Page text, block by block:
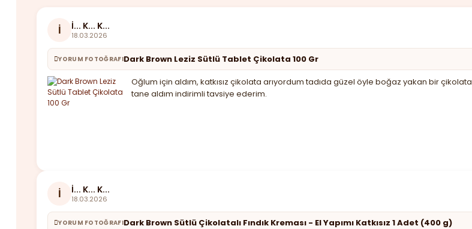
İ İ... K... K...
18.03.2026
YORUM FOTOĞRAFIDark Brown Leziz Sütlü Tablet Çikolata 100 Gr
Oğlum için aldım, katkısız çikolata arıyordum tadıda güzel öyle boğaz yakan bir
tane aldım indirimli tavsiye ederim.
İ İ... K... K...
18.03.2026
YORUM FOTOĞRAFIDark Brown Sütlü Çikolatalı Fındık Kreması - El Yapımı Katkısız 1 Adet (400 g)